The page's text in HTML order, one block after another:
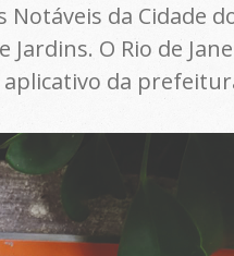
da Cidade
O Rio de
da